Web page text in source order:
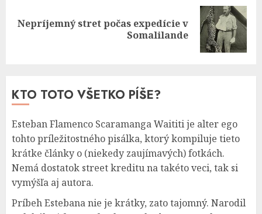
Next
Nepríjemný stret počas expedície v
Somalilande
KTO TOTO VŠETKO PÍŠE?
Esteban Flamenco Scaramanga Waititi je alter ego
tohto príležitostného pisálka, ktorý kompiluje tieto
krátke články o (niekedy zaujímavých) fotkách.
Nemá dostatok street kreditu na takéto veci, tak si
vymýšľa aj autora.
Príbeh Estebana nie je krátky, zato tajomný. Narodil